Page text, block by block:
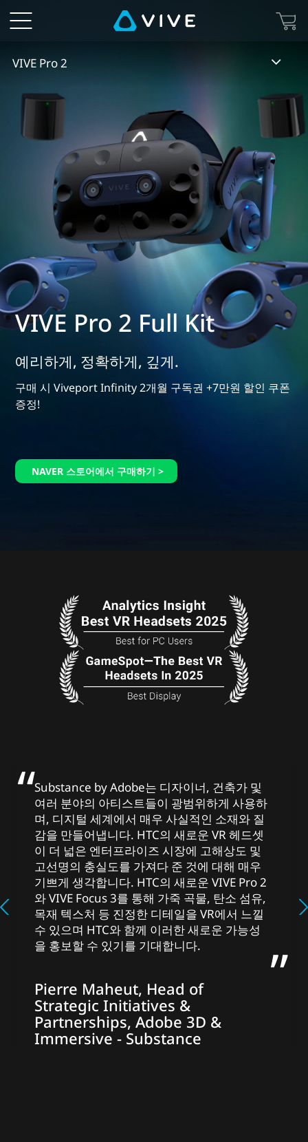
VIVE
Full
Kit
VIVE
한
VIVE Pro 2
VIVE Pro 2 Full Kit
예리하게, 정확하게, 깊게.
구매 시 Viveport Infinity 2개월 구독권 +7만원 할인 쿠폰
증정!
NAVER 스토어에서 구매하기 >
Substance by Adobe는 디자이너, 건축가 및
여러 분야의 아티스트들이 광범위하게 사용하
며, 디지털 세계에서 매우 사실적인 소재와 질
감을 만들어냅니다. HTC의 새로운 VR 헤드셋
이 더 넓은 엔터프라이즈 시장에 고해상도 및
고선명의 충실도를 가져다 준 것에 대해 매우
기쁘게 생각합니다. HTC의 새로운 VIVE Pro 2
와 VIVE Focus 3를 통해 가죽 곡물, 탄소 섬유,
목재 텍스처 등 진정한 디테일을 VR에서 느낄
수 있으며 HTC와 함께 이러한 새로운 가능성
을 홍보할 수 있기를 기대합니다.
Pierre Maheut, Head of
Strategic Initiatives &
Partnerships, Adobe 3D &
Immersive - Substance